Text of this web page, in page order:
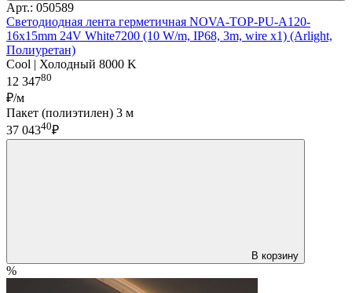
Арт.: 050589
Светодиодная лента герметичная NOVA-TOP-PU-A120-
16x15mm 24V White7200 (10 W/m, IP68, 3m, wire x1) (Arlight,
Полиуретан)
Cool | Холодный 8000 K
12 34780
₽/м
Пакет (полиэтилен) 3 м
37 04340₽
В корзину
%